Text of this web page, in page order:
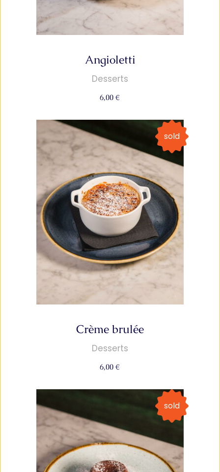
Angioletti
Desserts
6,00 €
sold
Crème brulée
Desserts
6,00 €
sold